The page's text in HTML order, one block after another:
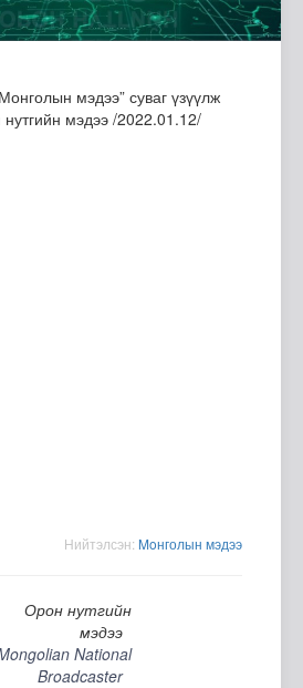
мэдээ” суваг үзүүлж
мэдээ /2022.01.12/
Нийтэлсэн: Moнголын мэдээ
Орон нутгийн
мэдээ
National
Broadcaster